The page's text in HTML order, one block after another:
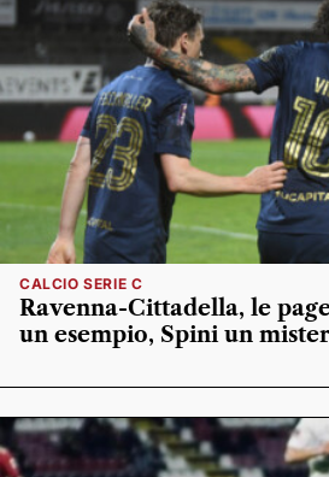
CALCIO SERIE C
Ravenna-Cittadella, le
un esempio, Spini un